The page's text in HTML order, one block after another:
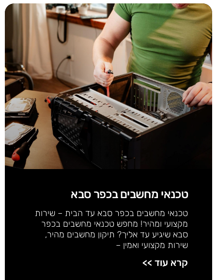
טכנאי מחשבים בכפר סבא
טכנאי מחשבים בכפר סבא עד הבית – שירות
מקצועי ומהיר! מחפש טכנאי מחשבים בכפר
סבא שיגיע עד אליך? תיקון מחשבים מהיר,
שירות מקצועי ואמין –
קרא עוד >>